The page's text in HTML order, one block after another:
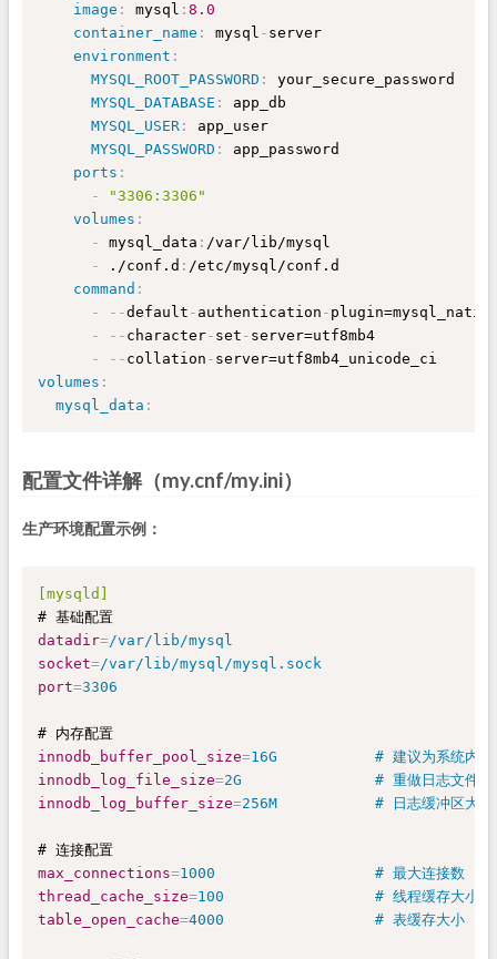
image : mysql : 8.0
container_name : mysql - server
environment :
MYSQL_ROOT_PASSWORD :
your_secure_password
MYSQL_DATABASE :
app_db
MYSQL_USER :
app_user
MYSQL_PASSWORD :
app_password
ports :
-
"3306:3306"
volumes :
-
mysql_data : /var/lib/mysql
-
./conf.d : /etc/mysql/conf.d
command :
-
- -default - authentication -
-
- - character- set - server=utf8mb4
-
- - collation -
volumes :
mysql_data :
配置文件详解（my.cnf/my.ini）
生产环境配置示例：
[mysqld]
datadir=/var/lib/mysql
socket=/var/lib/mysql/mysql.sock
port=3306
innodb_buffer_pool_size=16G           # 建议为系统内存
innodb_log_file_size=2G               # 重做日志文件大
innodb_log_buffer_size=256M           # 日志缓冲区大小
max_connections=1000                  # 最大连接数
thread_cache_size=100                 # 线程缓存大小
table_open_cache=4000                 # 表缓存大小